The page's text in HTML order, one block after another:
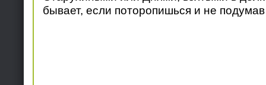
бывает, если поторопишься и не